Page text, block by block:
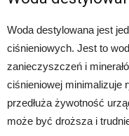
Woda destylowana jest
ciśnieniowych. Jest to
zanieczyszczeń i
ciśnieniowej minimalizuje
przedłuża żywotność
może być droższa i